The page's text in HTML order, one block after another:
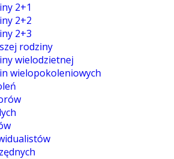
2+1
2+2
2+3
rodziny
wielodzietnej
wielopokoleniowych